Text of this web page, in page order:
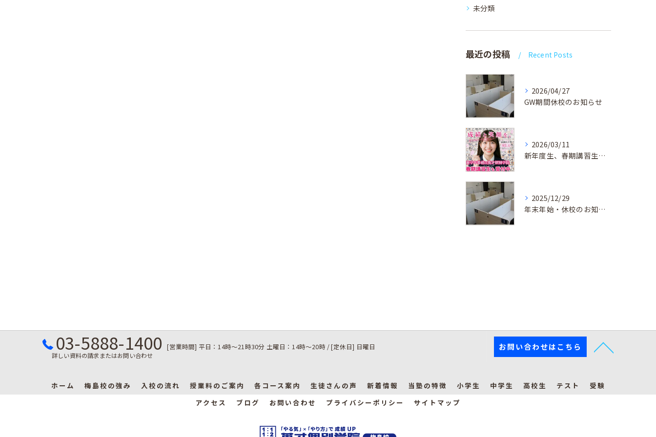
未分類
最近の投稿 Recent Posts
2026/04/27
GW期間休校のお知らせ
2026/03/11
新年度生、春期講習生 受付中！
2025/12/29
年末年始・休校のお知らせ
03-5888-1400
詳しい資料の請求またはお問い合わせ
[営業時間] 平日：14時～21時30分 土曜日：14時～20時 / [定休日] 日曜日 お問い合わせはこちら
ホーム 梅島校の強み 入校の流れ 授業料のご案内 各コース案内 生徒さんの声 新着情報 当塾の特徴 小学生 中学生 高校生 テスト
受験
アクセス
ブログ お問い合わせ プライバシーポリシー サイトマップ